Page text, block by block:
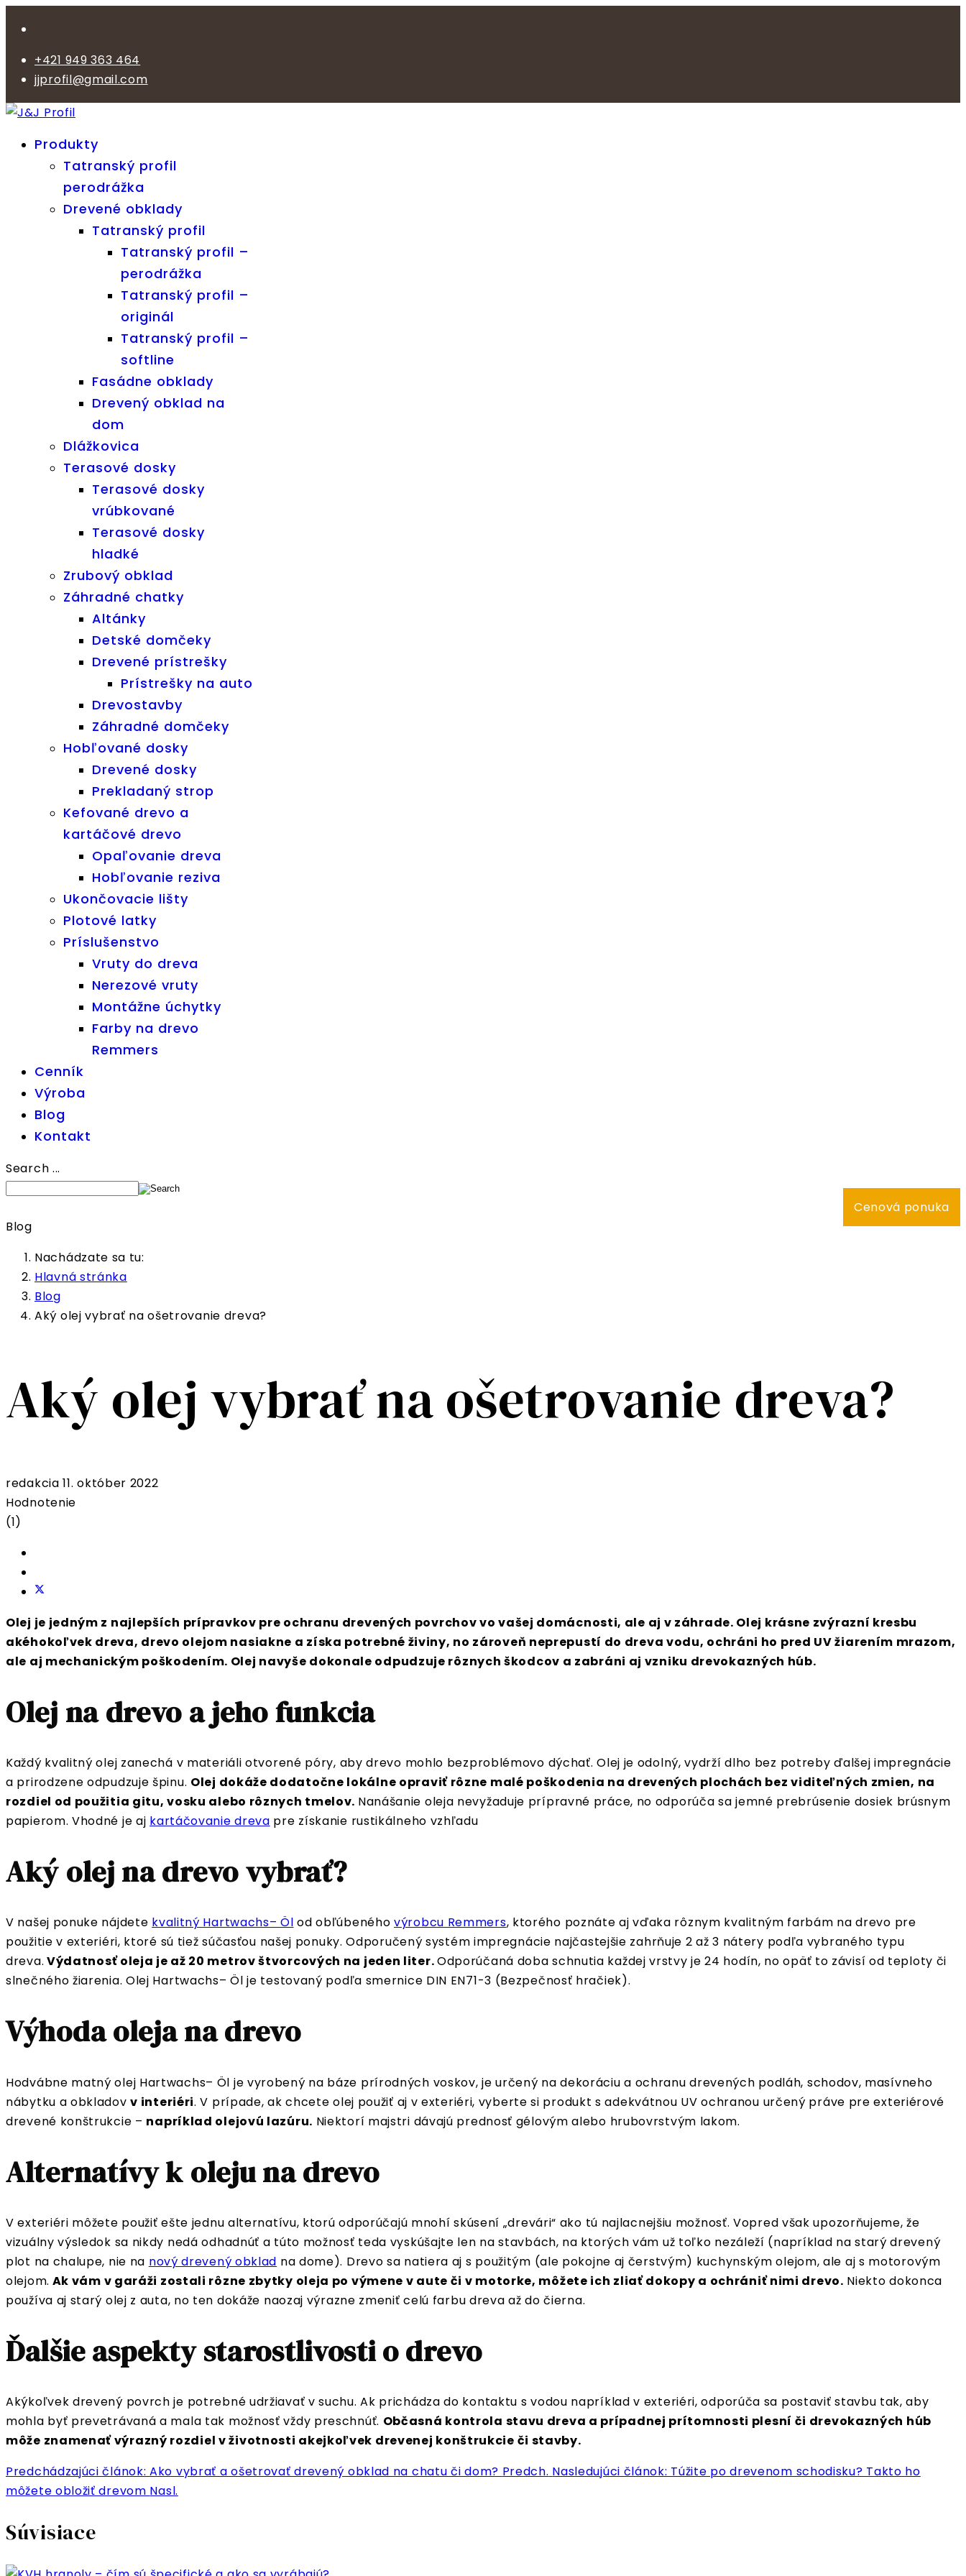
+421 949 363 464
jjprofil@gmail.com
Produkty
Tatranský profil
perodrážka
Drevené obklady
Tatranský profil
Tatranský profil –
perodrážka
Tatranský profil –
originál
Tatranský profil –
softline
Fasádne obklady
Drevený obklad na
dom
Dlážkovica
Terasové dosky
Terasové dosky
vrúbkované
Terasové dosky
hladké
Zrubový obklad
Záhradné chatky
Altánky
Detské domčeky
Drevené prístrešky
Prístrešky na auto
Drevostavby
Záhradné domčeky
Hobľované dosky
Drevené dosky
Prekladaný strop
Kefované drevo a
kartáčové drevo
Opaľovanie dreva
Hobľovanie reziva
Ukončovacie lišty
Plotové latky
Príslušenstvo
Vruty do dreva
Nerezové vruty
Montážne úchytky
Farby na drevo
Remmers
Cenník
Výroba
Blog
Kontakt
Search ...
Cenová ponuka
Blog
Nachádzate sa tu:
Hlavná stránka
Blog
Aký olej vybrať na ošetrovanie dreva?
Aký olej vybrať na ošetrovanie dreva?
redakcia 11. október 2022
Hodnotenie
(1)
Olej je jedným z najlepších prípravkov pre ochranu drevených povrchov vo vašej domácnosti, ale aj v záhrade. Olej krásne zvýrazní kresbu
akéhokoľvek dreva, drevo olejom nasiakne a získa potrebné živiny, no zároveň neprepustí do dreva vodu, ochráni ho pred UV žiarením mrazom,
ale aj mechanickým poškodením. Olej navyše dokonale odpudzuje rôznych škodcov a zabráni aj vzniku drevokazných húb.
Olej na drevo a jeho funkcia
Každý kvalitný olej zanechá v materiáli otvorené póry, aby drevo mohlo bezproblémovo dýchať. Olej je odolný, vydrží dlho bez potreby ďalšej impregnácie
a prirodzene odpudzuje špinu. Olej dokáže dodatočne lokálne opraviť rôzne malé poškodenia na drevených plochách bez viditeľných zmien, na
rozdiel od použitia gitu, vosku alebo rôznych tmelov. Nanášanie oleja nevyžaduje prípravné práce, no odporúča sa jemné prebrúsenie dosiek brúsnym
papierom. Vhodné je aj kartáčovanie dreva pre získanie rustikálneho vzhľadu
Aký olej na drevo vybrať?
V našej ponuke nájdete kvalitný Hartwachs– Öl od obľúbenéhovýrobcu Remmers, ktorého poznáte aj vďaka rôznym kvalitným farbám na drevo pre
použitie v exteriéri, ktoré sú tiež súčasťou našej ponuky. Odporučený systém impregnácie najčastejšie zahrňuje 2 až 3 nátery podľa vybraného typu
dreva. Výdatnosť oleja je až 20 metrov štvorcových na jeden liter.Odporúčaná doba schnutia každej vrstvy je 24 hodín, no opäť to závisí od teploty či
slnečného žiarenia. Olej Hartwachs– Öl je testovaný podľa smernice DIN EN71-3 (Bezpečnosť hračiek).
Výhoda oleja na drevo
Hodvábne matný olej Hartwachs– Öl je vyrobený na báze prírodných voskov, je určený na dekoráciu a ochranu drevených podláh, schodov, masívneho
nábytku a obkladovv interiéri. V prípade, ak chcete olej použiť aj v exteriéri, vyberte si produkt s adekvátnou UV ochranou určený práve pre exteriérové
drevené konštrukcie – napríklad olejovú lazúru. Niektorí majstri dávajú prednosť gélovým alebo hrubovrstvým lakom.
Alternatívy k oleju na drevo
V exteriéri môžete použiť ešte jednu alternatívu, ktorú odporúčajú mnohí skúsení „drevári“ ako tú najlacnejšiu možnosť. Vopred však upozorňujeme, že
vizuálny výsledok sa nikdy nedá odhadnúť a túto možnosť teda vyskúšajte len na stavbách, na ktorých vám už toľko nezáleží (napríklad na starý drevený
plot na chalupe, nie na nový drevený obklad na dome). Drevo sa natiera aj s použitým (ale pokojne aj čerstvým) kuchynským olejom, ale aj s motorovým
olejom. Ak vám v garáži zostali rôzne zbytky oleja po výmene v aute či v motorke, môžete ich zliať dokopy a ochrániť nimi drevo. Niekto dokonca
používa aj starý olej z auta, no ten dokáže naozaj výrazne zmeniť celú farbu dreva až do čierna.
Ďalšie aspekty starostlivosti o drevo
Akýkoľvek drevený povrch je potrebné udržiavať v suchu. Ak prichádza do kontaktu s vodou napríklad v exteriéri, odporúča sa postaviť stavbu tak, aby
mohla byť prevetrávaná a mala tak možnosť vždy preschnúť. Občasná kontrola stavu dreva a prípadnej prítomnosti plesní či drevokazných húb
môže znamenať výrazný rozdiel v životnosti akejkoľvek drevenej konštrukcie či stavby.
Predchádzajúci článok: Ako vybrať a ošetrovať drevený obklad na chatu či dom? Predch. Nasledujúci článok: Túžite po drevenom schodisku? Takto ho
môžete obložiť drevom Nasl.
Súvisiace